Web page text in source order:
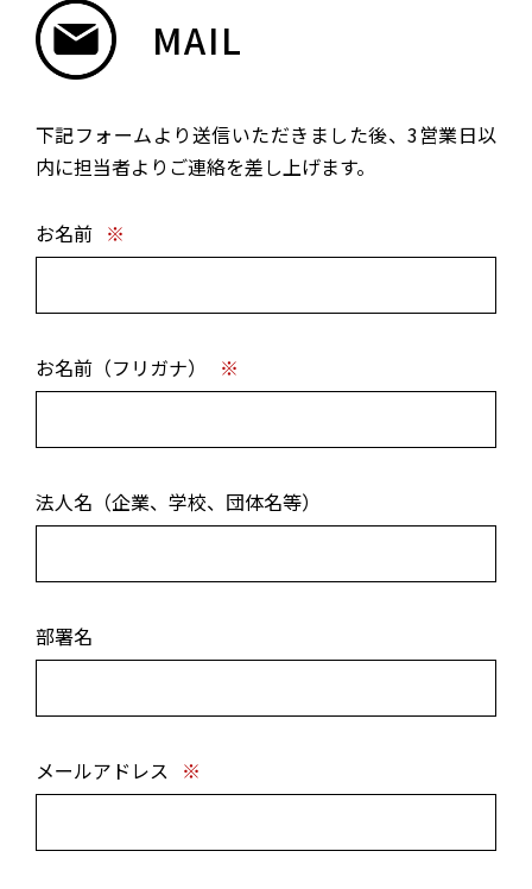
COMPANY
SUSTAIN.
INFORMATION
FAQ
CONTACT
MAIL
下記フォームより送信いただきました後、3営業日以
内に担当者よりご連絡を差し上げます。
お名前 ※
お名前（フリガナ） ※
法人名（企業、学校、団体名等）
部署名
メールアドレス ※